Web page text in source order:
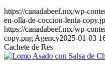
https://canadabeef.mx/wp-
en-olla-de-coccion-lenta-
https://canadabeef.mx/wp-
copy.png Agency2025-01-03
Cachete de Res
PLATILLO FUERTE
Lomo Asado